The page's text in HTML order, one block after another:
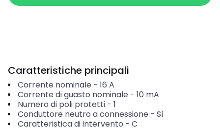
Caratteristiche principali
Corrente nominale - 16 A
Corrente di guasto nominale - 10 mA
Numero di poli protetti- 1
Conduttore neutro a connessione - Sì
Caratteristica di intervento - C